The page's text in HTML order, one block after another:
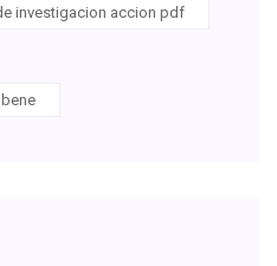
investigacion accion pdf